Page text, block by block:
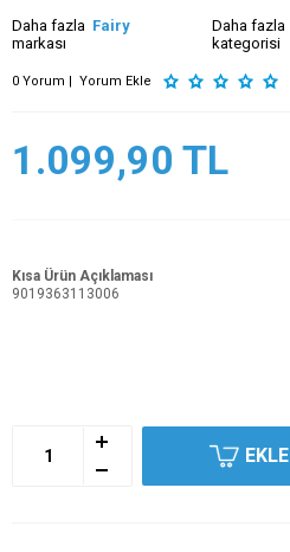
Daha fazla Fairy
markası
Daha fazla
kategorisi
0 Yorum | Yorum Ekle
1.099,90 TL
Kısa Ürün Açıklaması
9019363113006
EKLE